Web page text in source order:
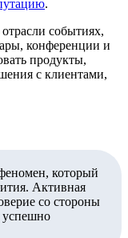
.
событиях,
конференции и
продукты,
с клиентами,
который
Активная
со стороны
успешно